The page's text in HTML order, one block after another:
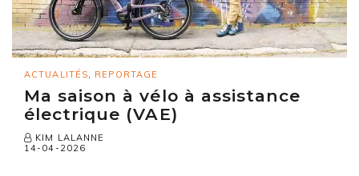
ACTUALITÉS, REPORTAGE
Ma saison à vélo à assistance
électrique (VAE)
KIM LALANNE
14-04-2026